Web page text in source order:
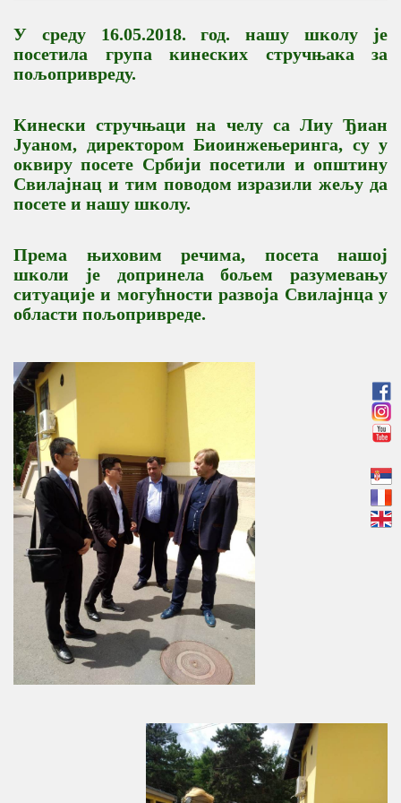
У среду 16.05.2018. год. нашу школу је
посетила група кинеских стручњака за
пољопривреду.
Кинески стручњаци на челу са Лиу Ђиан
Јуаном, директором Биоинжењеринга, су у
оквиру посете Србији посетили и општину
Свилајнац и тим поводом изразили жељу да
посете и нашу школу.
Према њиховим речима, посета нашој
школи је допринела бољем разумевању
ситуације и могућности развоја Свилајнца у
области пољопривреде.